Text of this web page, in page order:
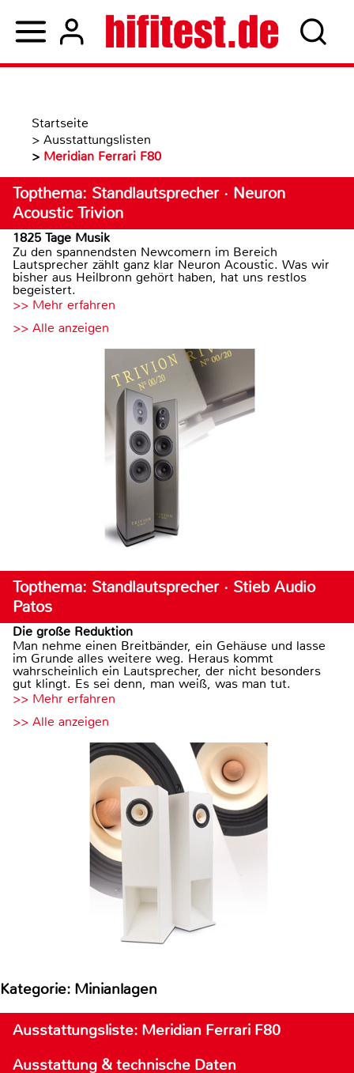
Startseite
> Ausstattungslisten
> Meridian Ferrari F80
Topthema: Standlautsprecher · Neuron
Acoustic Trivion
1825 Tage Musik
Zu den spannendsten Newcomern im Bereich
Lautsprecher zählt ganz klar Neuron Acoustic. Was wir
bisher aus Heilbronn gehört haben, hat uns restlos
begeistert.
>> Mehr erfahren
>> Alle anzeigen
Topthema: Standlautsprecher · Stieb Audio
Patos
Die große Reduktion
Man nehme einen Breitbänder, ein Gehäuse und lasse
im Grunde alles weitere weg. Heraus kommt
wahrscheinlich ein Lautsprecher, der nicht besonders
gut klingt. Es sei denn, man weiß, was man tut.
>> Mehr erfahren
>> Alle anzeigen
Kategorie: Minianlagen
Ausstattungsliste: Meridian Ferrari F80
Ausstattung & technische Daten